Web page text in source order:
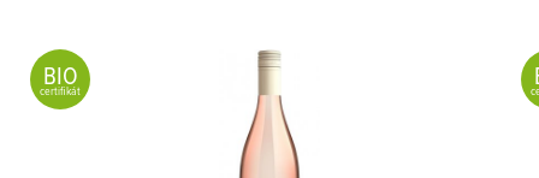
BIO
certifikát